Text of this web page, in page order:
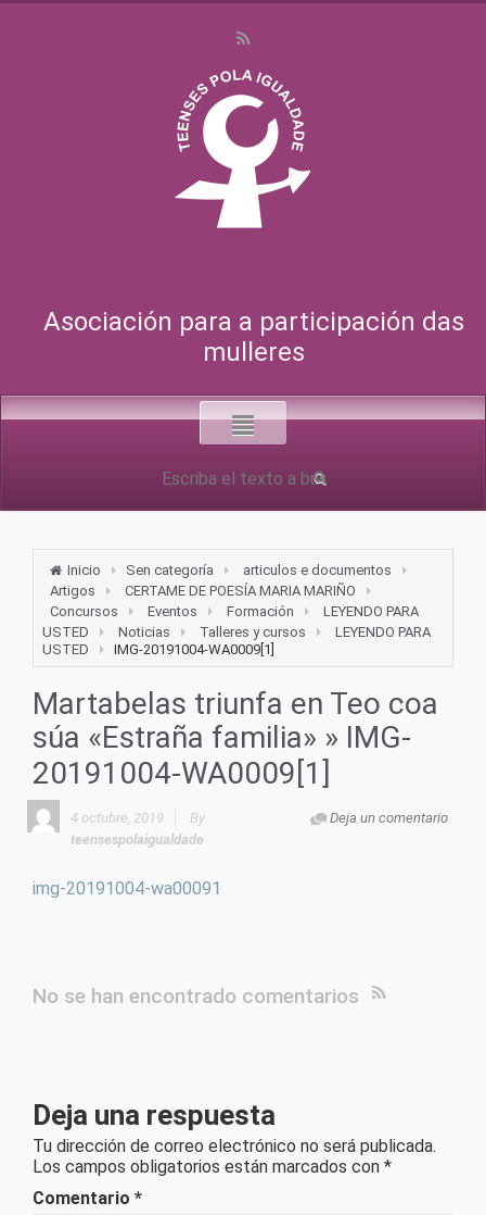
Asociación para a participación das
mulleres
Inicio Sen categoría
articulos e documentos
Artigos
CERTAME DE POESÍA MARIA MARIÑO
Concursos
Eventos Formación
LEYENDO PARA
USTED
Noticias Talleres y cursos
LEYENDO PARA
USTED
IMG-20191004-WA0009[1]
Martabelas triunfa en Teo coa
súa «Estraña familia» » IMG-
20191004-WA0009[1]
4 octubre, 2019 Deja un comentario
By
teensespolaigualdade
img-20191004-wa00091
No se han encontrado comentarios
Deja una respuesta
Tu dirección de correo electrónico no será publicada.
Los campos obligatorios están marcados con *
Comentario *